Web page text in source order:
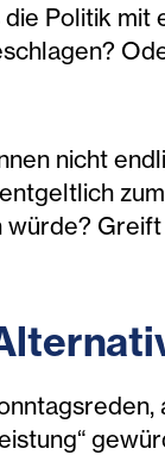
Politik mit
nicht